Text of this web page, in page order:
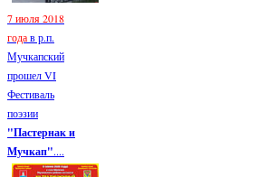
7 июля 2018
годав р.п.
Мучкапский
прошел VI
Фестиваль
поэзии
"Пастернак и
Мучкап"....